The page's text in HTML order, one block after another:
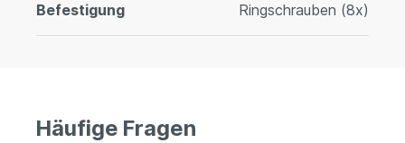
Befestigung Ringschrauben (8x)
Häufige Fragen